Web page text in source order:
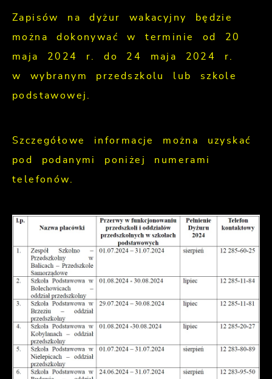
Zapisów na dyżur wakacyjny będzie
można dokonywać w terminie od 20
maja 2024 r. do 24 maja 2024 r.
w wybranym przedszkolu lub szkole
podstawowej.
Szczegółowe informacje można uzyskać
pod podanymi poniżej numerami
telefonów.